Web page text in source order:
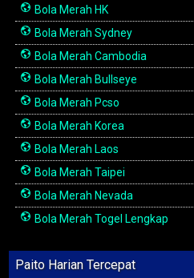
Bola Merah HK
Bola Merah Sydney
Bola Merah Cambodia
Bola Merah Bullseye
Bola Merah Pcso
Bola Merah Korea
Bola Merah Laos
Bola Merah Taipei
Bola Merah Nevada
Bola Merah Togel Lengkap
Paito Harian Tercepat